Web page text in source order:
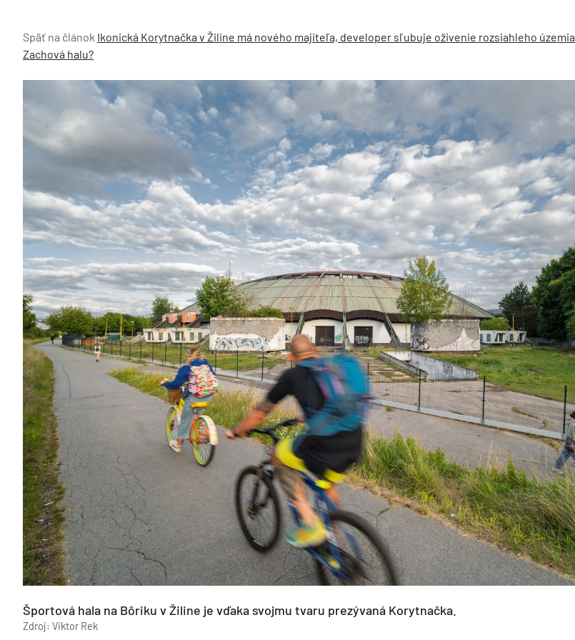
Späť na článok Ikonická Korytnačka v Žiline má nového majiteľa, developer sľubuje oživenie rozsiahleho územia.
Zachová halu?
Športová hala na Bôriku v Žiline je vďaka svojmu tvaru prezývaná Korytnačka.
Zdroj: Viktor Rek